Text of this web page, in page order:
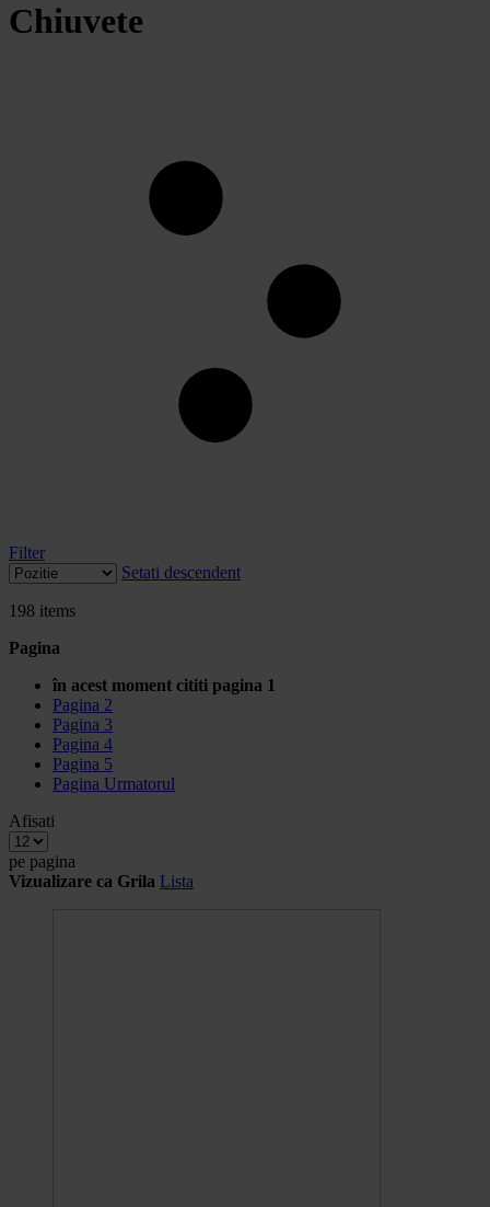
Chiuvete
Filter
Setati descendent
198 items
Pagina
în acest moment cititi pagina 1
Pagina 2
Pagina 3
Pagina 4
Pagina 5
Pagina Urmatorul
Afisati
pe pagina
Vizualizare ca Grila Lista